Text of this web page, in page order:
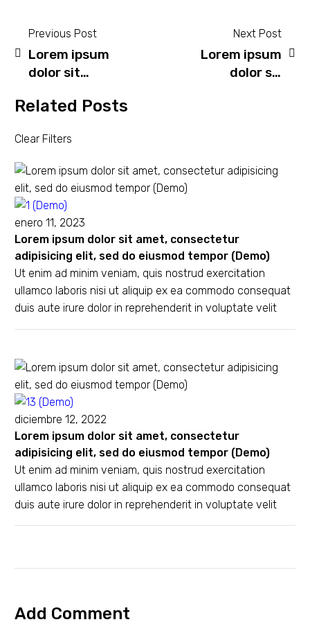
Previous Post
Lorem ipsum
dolor sit
consectetur
elit, sed do
eiusmod
tempor
(Demo)
Next Post
Lorem ipsum
dolor sit
eiusmod
tempor
Related Posts
Clear Filters
enero 11, 2023
Lorem ipsum dolor sit amet, consectetur
adipisicing elit, sed do eiusmod tempor (Demo)
Ut enim ad minim veniam, quis nostrud exercitation
ullamco laboris nisi ut aliquip ex ea commodo consequat
duis aute irure dolor in reprehenderit in voluptate velit
diciembre 12, 2022
Lorem ipsum dolor sit amet, consectetur
adipisicing elit, sed do eiusmod tempor (Demo)
Ut enim ad minim veniam, quis nostrud exercitation
ullamco laboris nisi ut aliquip ex ea commodo consequat
duis aute irure dolor in reprehenderit in voluptate velit
Add Comment